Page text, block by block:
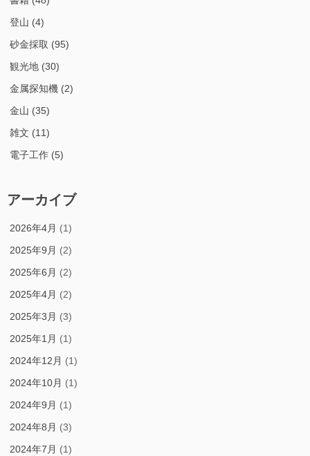
登山 (4)
砂金採取 (95)
観光地 (30)
金属探知機 (2)
金山 (35)
雑文 (11)
電子工作 (5)
アーカイブ
2026年4月 (1)
2025年9月 (2)
2025年6月 (2)
2025年4月 (2)
2025年3月 (3)
2025年1月 (1)
2024年12月 (1)
2024年10月 (1)
2024年9月 (1)
2024年8月 (3)
2024年7月 (1)